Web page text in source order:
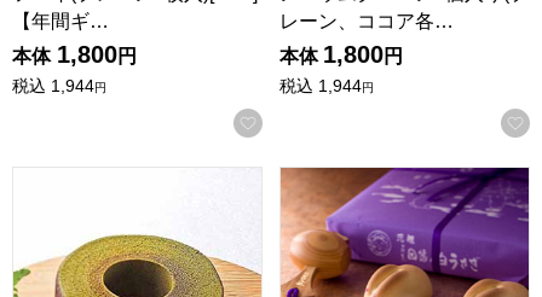
【年間ギ…
本体 1,800円
税込 1,944円
お気に入りに登録する
レーン、ココア各…
本体 1,800円
税込 1,944円
京都 京寿楽庵 宇治抹茶バウム 舞[KJMK-12]【年間ギフト】
寿製菓 因幡の白うさぎ 12個